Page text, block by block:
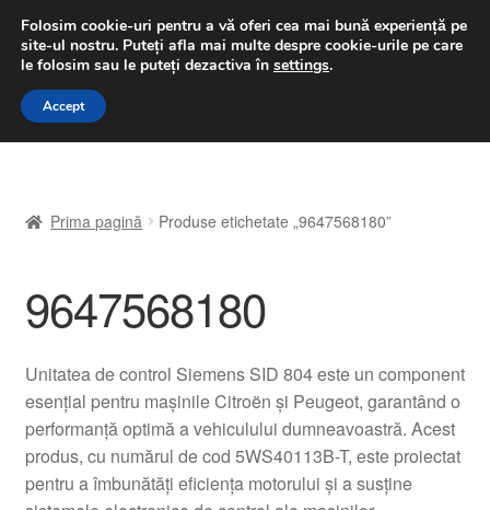
LIVRARE de la 33 lei
luni-vineri 9 a.m. - 4 p.m.031 229 6816
Sari
Sari
A lua legatura
Contul meu
Despre noi
Finalizare comandă
Prima pagină Produse etichetate „9647568180”
9647568180
Unitatea de control Siemens SID 804 este un component
esențial pentru maşinile Citroën și Peugeot, garantând o
performanță optimă a vehiculului dumneavoastră. Acest
produs, cu numărul de cod 5WS40113B-T, este proiectat
pentru a îmbunătăți eficiența motorului și a susține
Folosim cookie-uri pentru a vă oferi cea mai bună experiență pe
site-ul nostru. Puteți afla mai multe despre cookie-urile pe care
le folosim sau le puteți dezactiva în settings.
Accept